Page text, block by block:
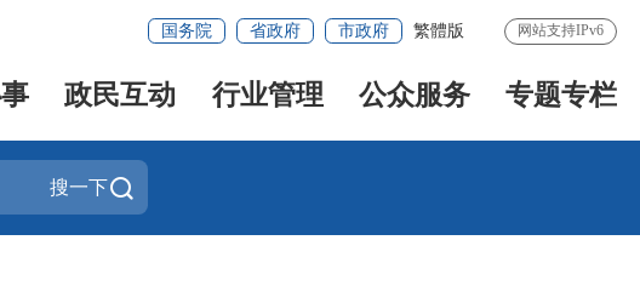
国务院 省政府 市政府 繁體版 网站支持IPv6
政民互动 行业管理 公众服务 专题专栏
搜一下